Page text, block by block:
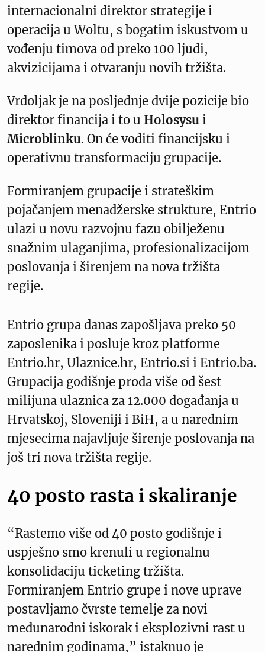
internacionalni direktor strategije i
operacija u Woltu, s bogatim iskustvom u
vođenju timova od preko 100 ljudi,
akvizicijama i otvaranju novih tržišta.
Vrdoljak je na posljednje dvije pozicije bio
direktor financija i to u Holosysu i
Microblinku. On će voditi financijsku i
operativnu transformaciju grupacije.
Formiranjem grupacije i strateškim
pojačanjem menadžerske strukture, Entrio
ulazi u novu razvojnu fazu obilježenu
snažnim ulaganjima, profesionalizacijom
poslovanja i širenjem na nova tržišta
regije.
Entrio grupa danas zapošljava preko 50
zaposlenika i posluje kroz platforme
Entrio.hr, Ulaznice.hr, Entrio.si i Entrio.ba.
Grupacija godišnje proda više od šest
milijuna ulaznica za 12.000 događanja u
Hrvatskoj, Sloveniji i BiH, a u narednim
mjesecima najavljuje širenje poslovanja na
još tri nova tržišta regije.
40 posto rasta i skaliranje
“Rastemo više od 40 posto godišnje i
uspješno smo krenuli u regionalnu
konsolidaciju ticketing tržišta.
Formiranjem Entrio grupe i nove uprave
postavljamo čvrste temelje za novi
međunarodni iskorak i eksplozivni rast u
narednim godinama,” istaknuo je